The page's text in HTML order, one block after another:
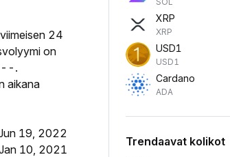
24
on
--.
aikana
19, 2022
10, 2021
XRP
XRP
USD1
USD1
Cardano
ADA
Trendaavat kolikot